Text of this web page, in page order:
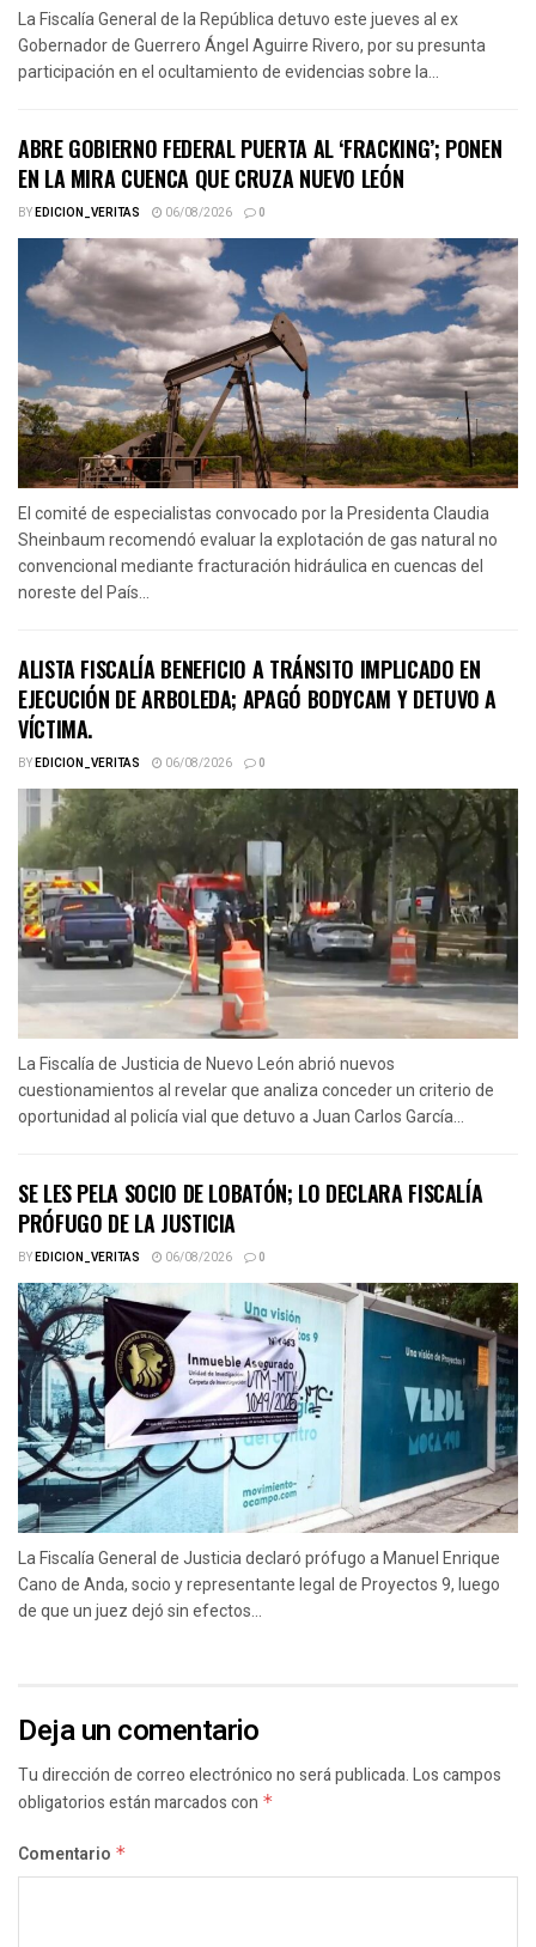
La Fiscalía General de la República detuvo este jueves al ex
Gobernador de Guerrero Ángel Aguirre Rivero, por su presunta
participación en el ocultamiento de evidencias sobre la...
ABRE GOBIERNO FEDERAL PUERTA AL ‘FRACKING’; PONEN
EN LA MIRA CUENCA QUE CRUZA NUEVO LEÓN
BYEDICION_VERITAS 06/08/2026 0
El comité de especialistas convocado por la Presidenta Claudia
Sheinbaum recomendó evaluar la explotación de gas natural no
convencional mediante fracturación hidráulica en cuencas del
noreste del País...
ALISTA FISCALÍA BENEFICIO A TRÁNSITO IMPLICADO EN
EJECUCIÓN DE ARBOLEDA; APAGÓ BODYCAM Y DETUVO A
VÍCTIMA.
BYEDICION_VERITAS 06/08/2026 0
La Fiscalía de Justicia de Nuevo León abrió nuevos
cuestionamientos al revelar que analiza conceder un criterio de
oportunidad al policía vial que detuvo a Juan Carlos García...
SE LES PELA SOCIO DE LOBATÓN; LO DECLARA FISCALÍA
PRÓFUGO DE LA JUSTICIA
BYEDICION_VERITAS 06/08/2026 0
La Fiscalía General de Justicia declaró prófugo a Manuel Enrique
Cano de Anda, socio y representante legal de Proyectos 9, luego
de que un juez dejó sin efectos...
Deja un comentario
Tu dirección de correo electrónico no será publicada.Los campos
obligatorios están marcados con *
Comentario *